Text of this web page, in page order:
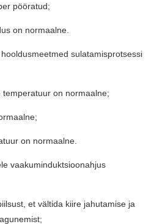
pööratud;
on normaalne.
sulatamisprotsessi
on normaalne;
on normaalne.
vaakuminduktsioonahjus
et vältida kiire jahutamise ja